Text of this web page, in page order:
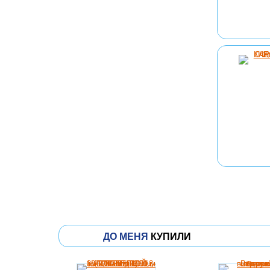
ДО МЕНЯ КУПИЛИ